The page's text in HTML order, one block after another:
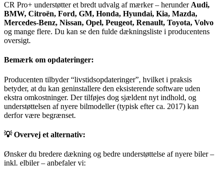
CR Pro+ understøtter et bredt udvalg af mærker – herunder Audi,
BMW, Citroën, Ford, GM, Honda, Hyundai, Kia, Mazda,
Mercedes-Benz, Nissan, Opel, Peugeot, Renault, Toyota, Volvo
og mange flere. Du kan se den fulde dækningsliste i producentens
oversigt.
Bemærk om opdateringer:
Producenten tilbyder “livstidsopdateringer”, hvilket i praksis
betyder, at du kan geninstallere den eksisterende software uden
ekstra omkostninger. Der tilføjes dog sjældent nyt indhold, og
understøttelsen af nyere bilmodeller (typisk efter ca. 2017) kan
derfor være begrænset.
💡 Overvej et alternativ:
Ønsker du bredere dækning og bedre understøttelse af nyere biler –
inkl. elbiler – anbefaler vi: